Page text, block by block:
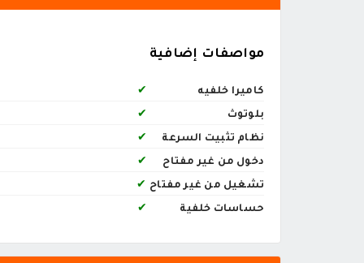
مواصفات إضافية
كاميرا خلفيه
✔
بلوتوث
✔
نظام تثبيت السرعة
✔
دخول من غير مفتاح
✔
تشغيل من غير مفتاح ✔
حساسات خلفية
✔